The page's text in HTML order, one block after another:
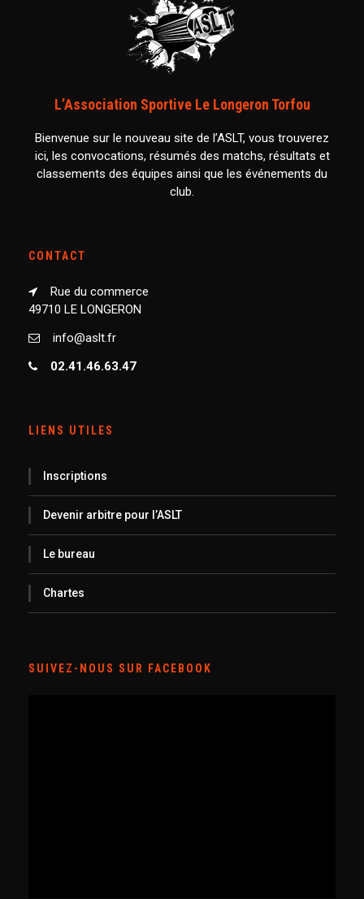
L’Association Sportive Le Longeron Torfou
Bienvenue sur le nouveau site de l’ASLT, vous trouverez
ici, les convocations, résumés des matchs, résultats et
classements des équipes ainsi que les événements du
club.
CONTACT
Rue du commerce
49710 LE LONGERON
info@aslt.fr
02.41.46.63.47
LIENS UTILES
Inscriptions
Devenir arbitre pour l’ASLT
Le bureau
Chartes
SUIVEZ-NOUS SUR FACEBOOK